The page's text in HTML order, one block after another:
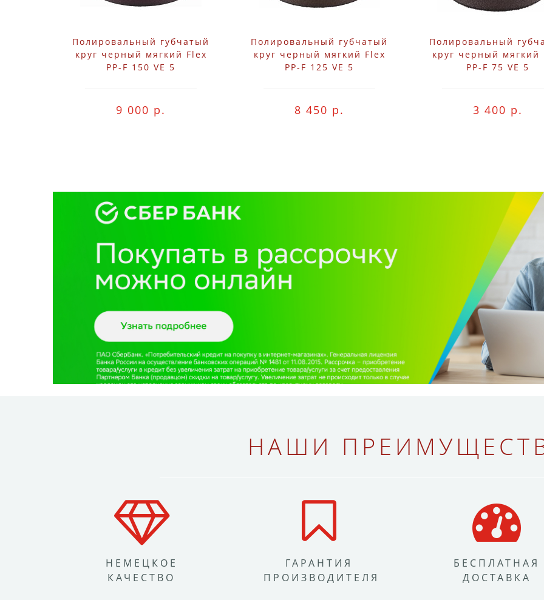
Полировальный губчатый
круг черный мягкий Flex
PP-F 150 VE 5
9 000 р.
Полировальный губчатый
круг черный мягкий Flex
PP-F 125 VE 5
8 450 р.
Полировальный
круг черный мягкий
PP-F 75 VE 5
3 400 р.
НАШИ
НЕМЕЦКОЕ
КАЧЕСТВО
ГАРАНТИЯ
ПРОИЗВОДИТЕЛЯ
БЕСПЛАТНАЯ
ДОСТАВКА